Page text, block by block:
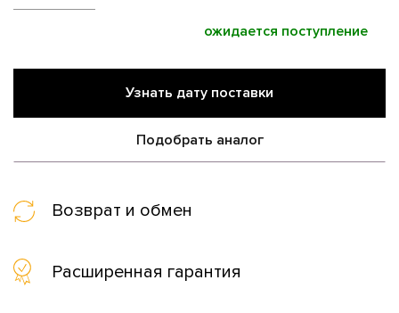
ожидается поступление
Узнать дату поставки
Подобрать аналог
Возврат и обмен
Расширенная гарантия